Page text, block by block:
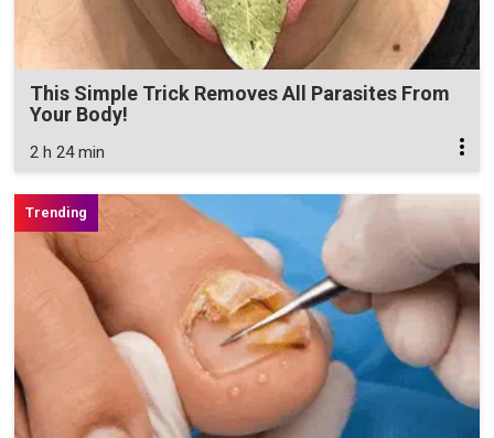
This Simple Trick Removes All Parasites From
Your Body!
2 h 24 min